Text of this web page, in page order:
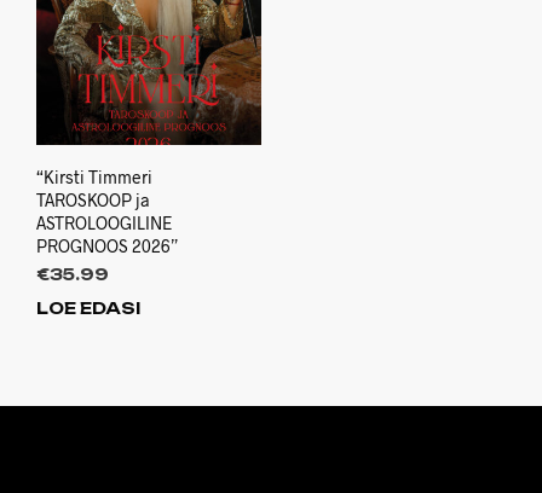
“Kirsti Timmeri
TAROSKOOP ja
ASTROLOOGILINE
PROGNOOS 2026”
€35.99
LOE EDASI